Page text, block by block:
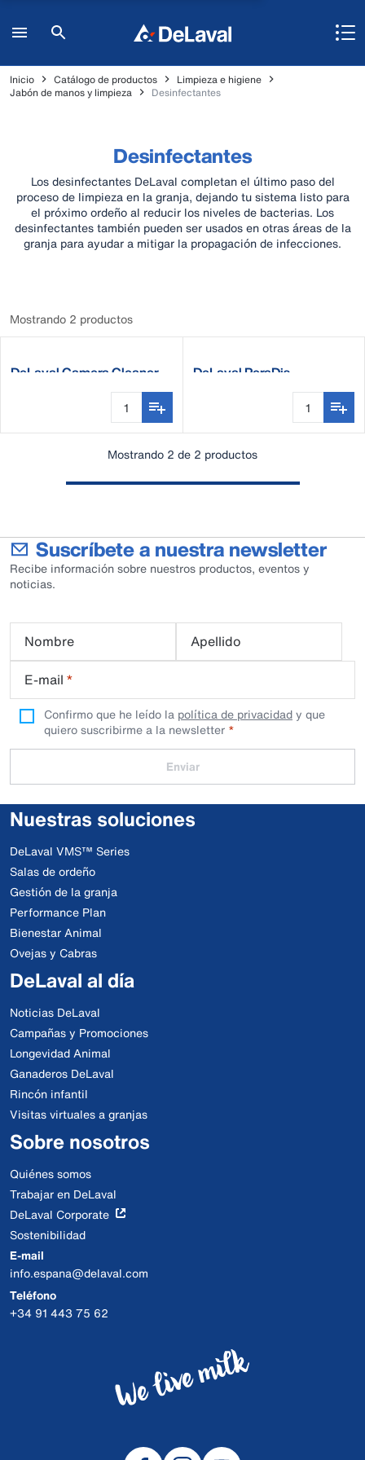
Inicio Catálogo de productos
Limpieza e higiene
Jabón de manos y limpieza
Desinfectantes
Desinfectantes
Los desinfectantes DeLaval completan el último paso del
proceso de limpieza en la granja, dejando tu sistema listo para
el próximo ordeño al reducir los niveles de bacterias. Los
desinfectantes también pueden ser usados en otras áreas de la
granja para ayudar a mitigar la propagación de infecciones.
Mostrando 2 productos
DeLaval Camera Cleaner DeLaval PeraDis
Mostrando 2 de 2 productos
Suscríbete a nuestra newsletter
Recibe información sobre nuestros productos, eventos y
noticias.
Nombre
Apellido
E-mail *
Confirmo que he leído la política de privacidady que
quiero suscribirme a la newsletter
Enviar
Nuestras soluciones
DeLaval VMS™ Series
Salas de ordeño
Gestión de la granja
Performance Plan
Bienestar Animal
Ovejas y Cabras
DeLaval al día
Noticias DeLaval
Campañas y Promociones
Longevidad Animal
Ganaderos DeLaval
Rincón infantil
Visitas virtuales a granjas
Sobre nosotros
Quiénes somos
Trabajar en DeLaval
DeLaval Corporate
Sostenibilidad
E-mail
info.espana@delaval.com
Teléfono
+34 91 443 75 62